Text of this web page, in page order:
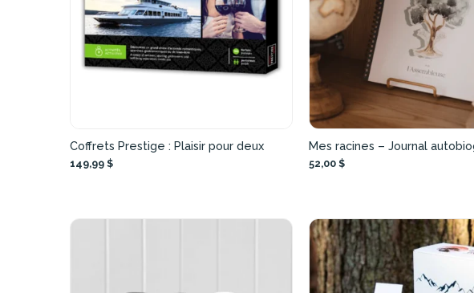
Coffrets Prestige : Plaisir pour deux
149,99 $
Mes racines – Journal
52,00 $